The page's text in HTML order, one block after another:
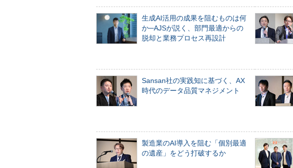
生成AI活用の成果を阻むものは何
か─AJSが説く、部門最適からの
脱却と業務プロセス再設計
Sansan社の実践知に基づく、AX
時代のデータ品質マネジメント
製造業のAI導入を阻む「個別最適
の遺産」をどう打破するか